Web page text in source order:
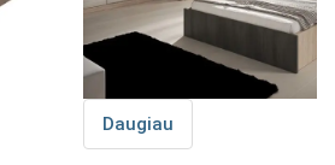
Daugiau